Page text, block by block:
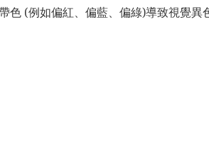
(例如偏紅、偏藍、偏綠)導致視覺